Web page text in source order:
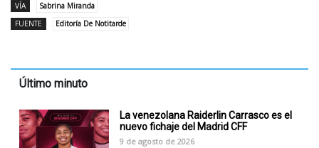
VÍA
Sabrina Miranda
FUENTE
Editoría De Notitarde
Último minuto
La venezolana Raiderlin Carrasco es el
nuevo fichaje del Madrid CFF
9 de agosto de 2026